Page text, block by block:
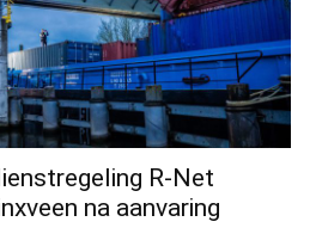
R-Net
na aanvaring